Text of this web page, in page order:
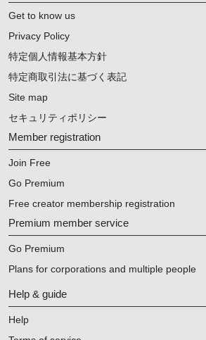
Get to know us
Privacy Policy
特定個人情報基本方針
特定商取引法に基づく表記
Site map
セキュリティポリシー
Member registration
Join Free
Go Premium
Free creator membership registration
Premium member service
Go Premium
Plans for corporations and multiple people
Help & guide
Help